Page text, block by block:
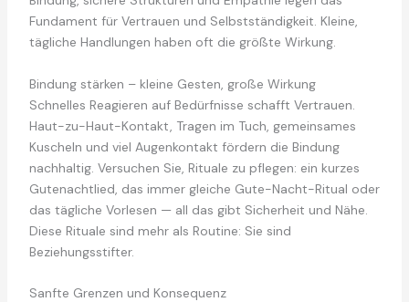
Fundament für Vertrauen und Selbstständigkeit. Kleine,
tägliche Handlungen haben oft die größte Wirkung.
Bindung stärken – kleine Gesten, große Wirkung
Schnelles Reagieren auf Bedürfnisse schafft Vertrauen.
Haut-zu-Haut-Kontakt, Tragen im Tuch, gemeinsames
Kuscheln und viel Augenkontakt fördern die Bindung
nachhaltig. Versuchen Sie, Rituale zu pflegen: ein kurzes
Gutenachtlied, das immer gleiche Gute-Nacht-Ritual oder
das tägliche Vorlesen — all das gibt Sicherheit und Nähe.
Diese Rituale sind mehr als Routine: Sie sind
Beziehungsstifter.
Sanfte Grenzen und Konsequenz